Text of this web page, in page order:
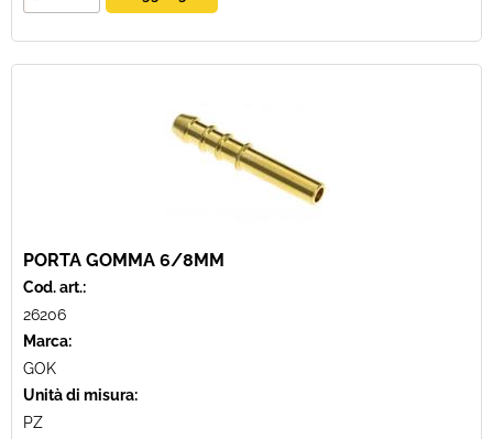
PORTA GOMMA 6/8MM
Cod. art.:
26206
Marca:
GOK
Unità di misura:
PZ